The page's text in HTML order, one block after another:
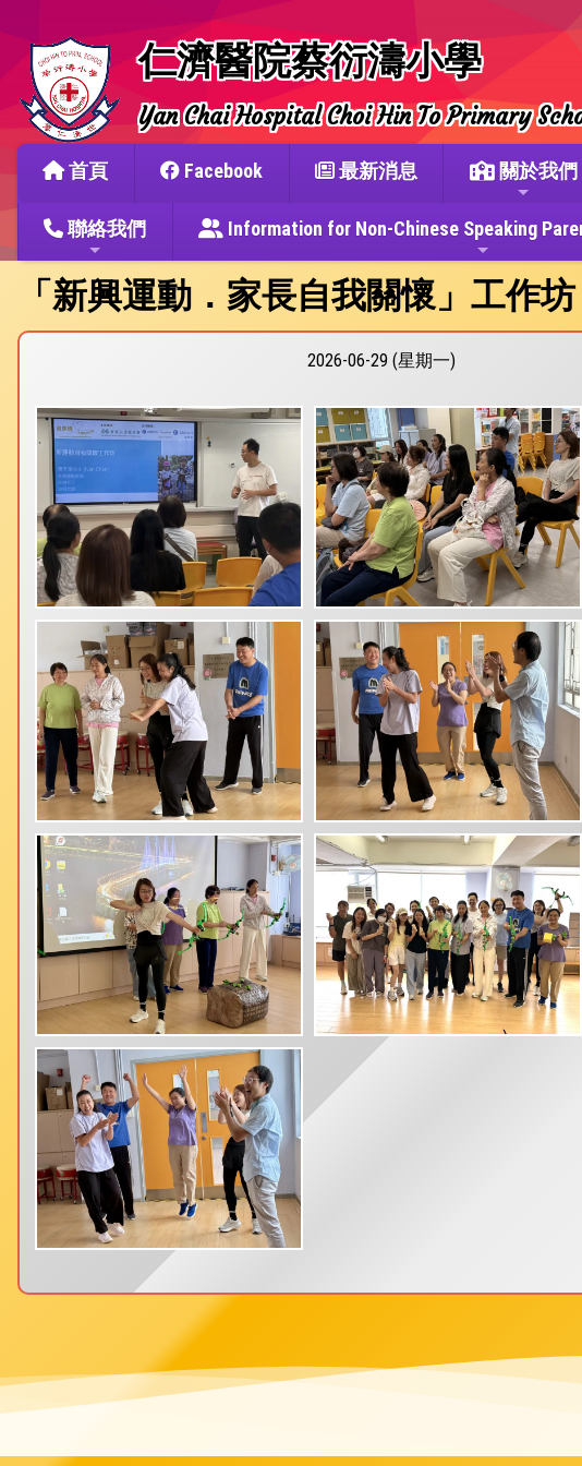
仁濟醫院蔡衍濤小學
Yan Chai Hospital Choi Hin To Primary
首頁 Facebook 最新消息 關於我們
聯絡我們 Information for Non-Chinese Speaking
「新興運動．家長自我關懷」工作坊
2026-06-29 (星期一)